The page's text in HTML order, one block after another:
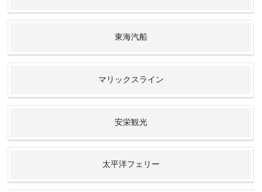
東海汽船
マリックスライン
安栄観光
太平洋フェリー